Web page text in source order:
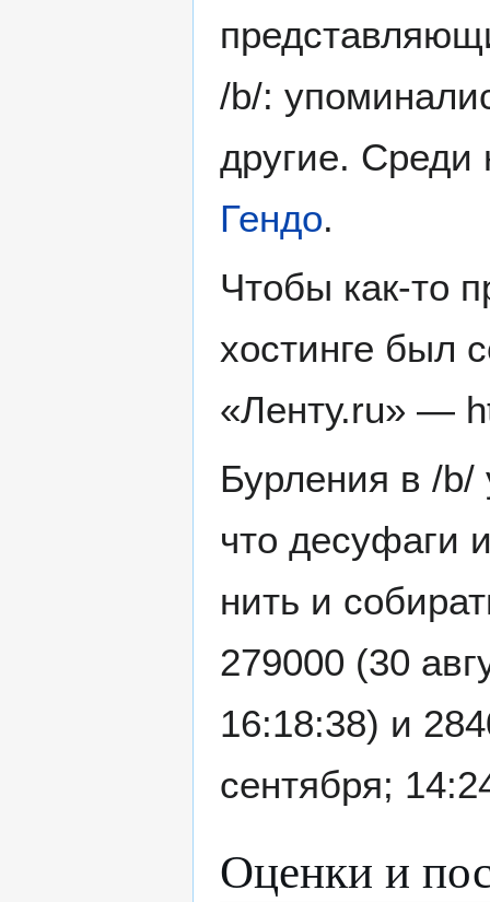
/b/:
другие. Среди
Гендо.
Чтобы как-то
хостинге был
«Ленту.ru» —
Бурления в /b/
что десуфаги
нить и
279000 (30
16:18:38) и
сентября;
Оценки и